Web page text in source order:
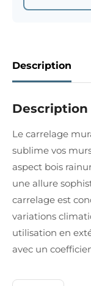
Description
Description
Le carrelage
sublime vos
aspect bois
une allure
carrelage est
variations
utilisation en
avec un